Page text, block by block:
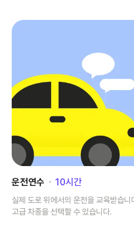
운전연수 ･ 10시간
실제 도로 위에서의 운전을 교육받습
고급 차종을 선택할 수 있습니다.